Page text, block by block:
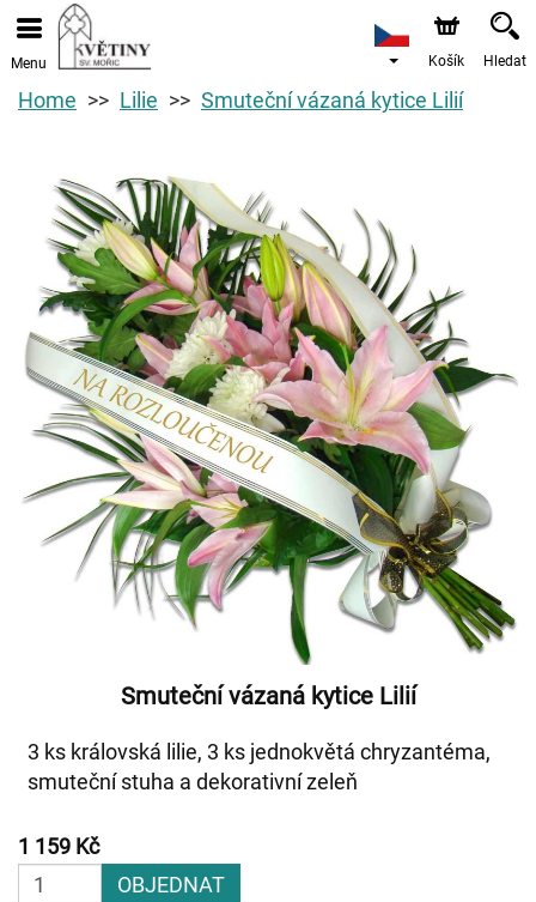
Menu Košík Hledat
Home Lilie Smuteční vázaná kytice Lilií
Smuteční vázaná kytice Lilií
3 ks královská lilie, 3 ks jednokvětá chryzantéma,
smuteční stuha a dekorativní zeleň
1 159 Kč
OBJEDNAT